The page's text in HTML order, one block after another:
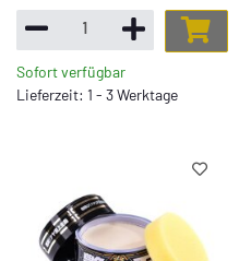
Sofort verfügbar
Lieferzeit: 1 - 3 Werktage